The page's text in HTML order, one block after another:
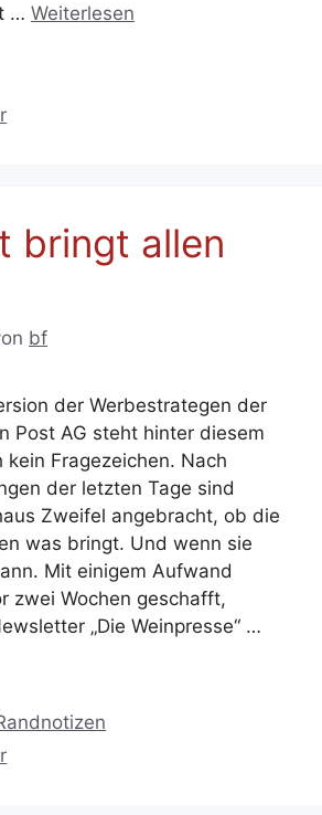
… Weiterlesen
bringt allen
bf
der Werbestrategen der
Post AG steht hinter diesem
kein Fragezeichen. Nach
der letzten Tage sind
Zweifel angebracht, ob die
was bringt. Und wenn sie
Mit einigem Aufwand
zwei Wochen geschafft,
„Die Weinpresse“ …